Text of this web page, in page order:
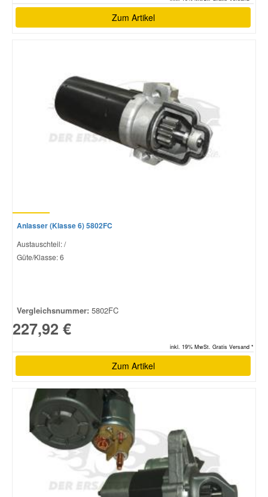
Zum Artikel
Anlasser (Klasse 6) 5802FC
Austauschteil: /
Güte/Klasse: 6
Vergleichsnummer: 5802FC
227,92 €
inkl. 19% MwSt. Gratis Versand *
Zum Artikel